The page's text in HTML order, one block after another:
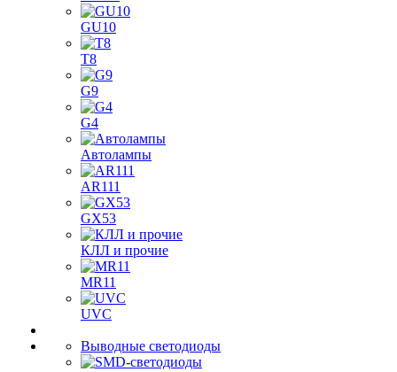
GU10
T8
G9
G4
Автолампы
AR111
GX53
КЛЛ и прочие
MR11
UVC
Выводные светодиоды